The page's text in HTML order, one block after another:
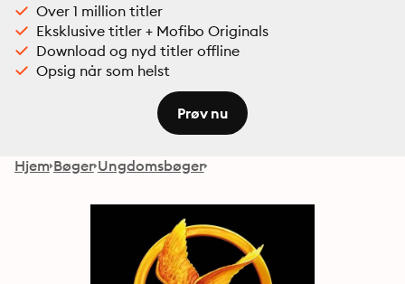
Over 1 million titler
Eksklusive titler + Mofibo Originals
Download og nyd titler offline
Opsig når som helst
Prøv nu
Hjem Bøger Ungdomsbøger